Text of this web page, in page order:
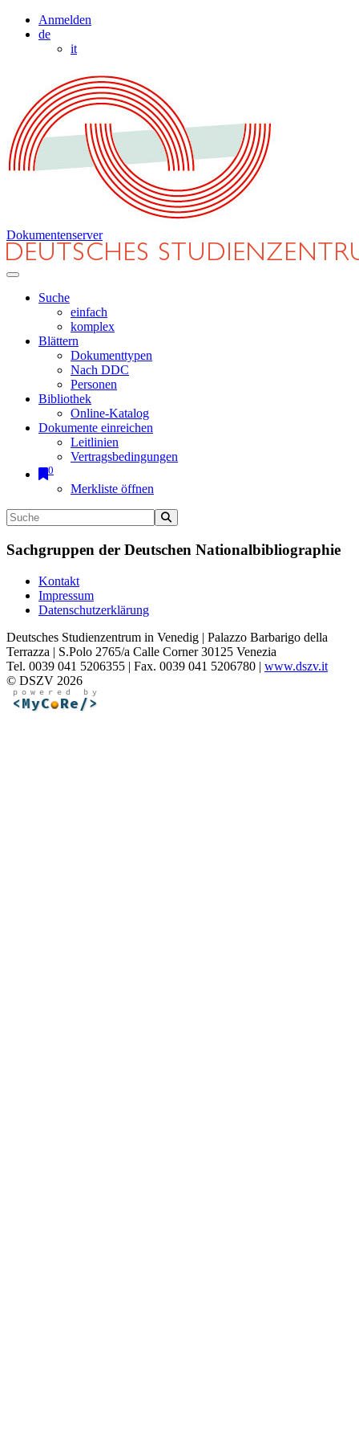
Anmelden
de
it
Dokumentenserver
Suche
einfach
komplex
Blättern
Dokumenttypen
Nach DDC
Personen
Bibliothek
Online-Katalog
Dokumente einreichen
Leitlinien
Vertragsbedingungen
0
Merkliste öffnen
Sachgruppen der Deutschen Nationalbibliographie
Kontakt
Impressum
Datenschutzerklärung
Deutsches Studienzentrum in Venedig | Palazzo Barbarigo della
Terrazza | S.Polo 2765/a Calle Corner 30125 Venezia
Tel. 0039 041 5206355 | Fax. 0039 041 5206780 | www.dszv.it
© DSZV 2026